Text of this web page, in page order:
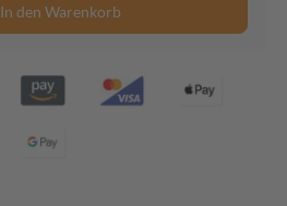
In den Warenkorb